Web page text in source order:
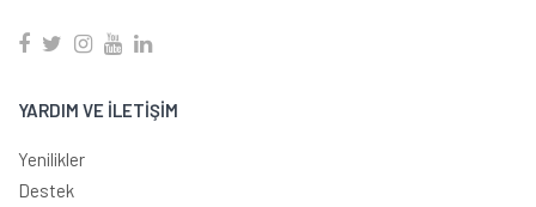
YARDIM VE İLETİŞİM
Yenilikler
Destek